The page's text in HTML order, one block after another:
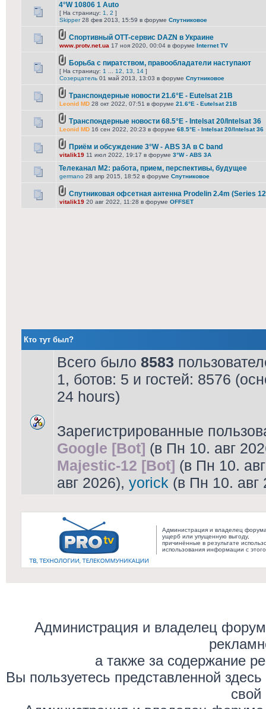
4°W 10806 1 Auto
[ На страницу: 1 2 ]
Skipper28 фев 2013, 15:59 в форуме Спутниковое
Спортивный ОТТ-сервис DAZN в Украине
www.protv.net.ua 17 ноя 2020, 00:04 в форуме Internet TV
Борьба с пиратством, правообладатели наступают
[ На страницу: 1 12 13 14 ]
Созерцатель 01 май 2013, 13:03 в форуме Спутниковое
Транспондерные новости 21.6°E - Eutelsat 21B
Leonid MD 28 окт 2022, 07:51 в форуме 21.6°E - Eutelsat 21B
Транспондерные новости 68.5°E - Intelsat 20/Intelsat 36
Leonid MD 16 сен 2022, 20:23 в форуме 68.5°E - Intelsat 20/Intelsat 36
Приём и обсуждение 3°W - ABS 3A в C band
vitalik19 11 июл 2022, 19:17 в форуме 3°W - ABS 3A
Телеканал М2: работа, прием, перспективы, будущее
germano 28 апр 2015, 18:52 в форуме Спутниковое
Спутниковая офсетная антенна Prodelin 2.4m (Series
vitalik19 20 авг 2022, 11:28 в форуме OFFSET
Кто тут был?
Всего было 8583
1, ботов: 5 и гостей: 8576
24 hours)
Зарегистрированные
Google [Bot] (в Пн 10. авг
Majestic-12 [Bot] (в Пн 10.
авг 2026), yorick (в Пн 10. авг
Администрация и владелец
ущерб или упущенную выгоду,
причинённые в результате
использования информации с
Администрация и владелец
а также за содержание
Вы пользуетесь представленной
свой